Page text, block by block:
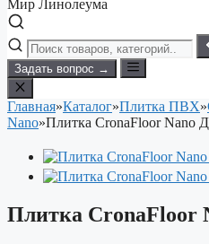
Мир Линолеума
Задать вопрос →
Главная»Каталог»Плитка ПВХ»
Nano»Плитка CronaFloor Nano
Плитка CronaFloor